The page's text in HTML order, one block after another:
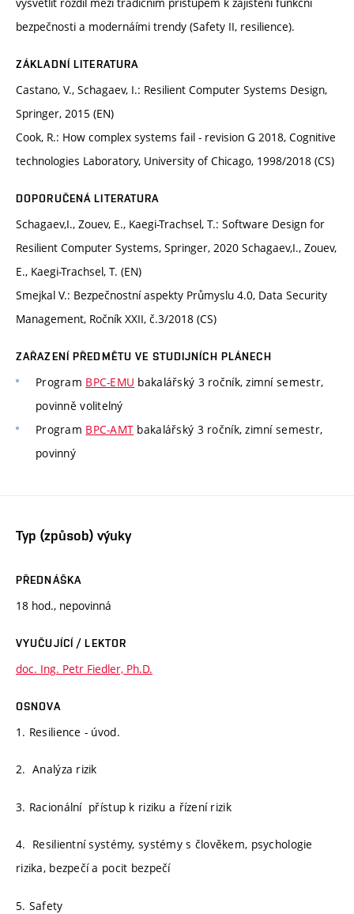
bezpečnosti a modernáími trendy (Safety II, resilience).
ZÁKLADNÍ LITERATURA
Castano, V., Schagaev, I.: Resilient Computer Systems Design,
Springer, 2015 (EN)
Cook, R.: How complex systems fail - revision G 2018, Cognitive
technologies Laboratory, University of Chicago, 1998/2018 (CS)
DOPORUČENÁ LITERATURA
Schagaev,I., Zouev, E., Kaegi-Trachsel, T.: Software Design for
Resilient Computer Systems, Springer, 2020 Schagaev,I., Zouev,
E., Kaegi-Trachsel, T. (EN)
Smejkal V.: Bezpečnostní aspekty Průmyslu 4.0, Data Security
Management, Ročník XXII, č.3/2018 (CS)
ZAŘAZENÍ PŘEDMĚTU VE STUDIJNÍCH PLÁNECH
Program BPC-EMU bakalářský 3 ročník, zimní semestr,
povinně volitelný
Program BPC-AMT bakalářský 3 ročník, zimní semestr,
povinný
Typ (způsob) výuky
PŘEDNÁŠKA
18 hod., nepovinná
VYUČUJÍCÍ / LEKTOR
doc. Ing. Petr Fiedler, Ph.D.
OSNOVA
1. Resilience - úvod.
2. Analýza rizik
3. Racionální přístup k riziku a řízení rizik
4. Resilientní systémy, systémy s člověkem, psychologie
rizika, bezpečí a pocit bezpečí
5. Safety